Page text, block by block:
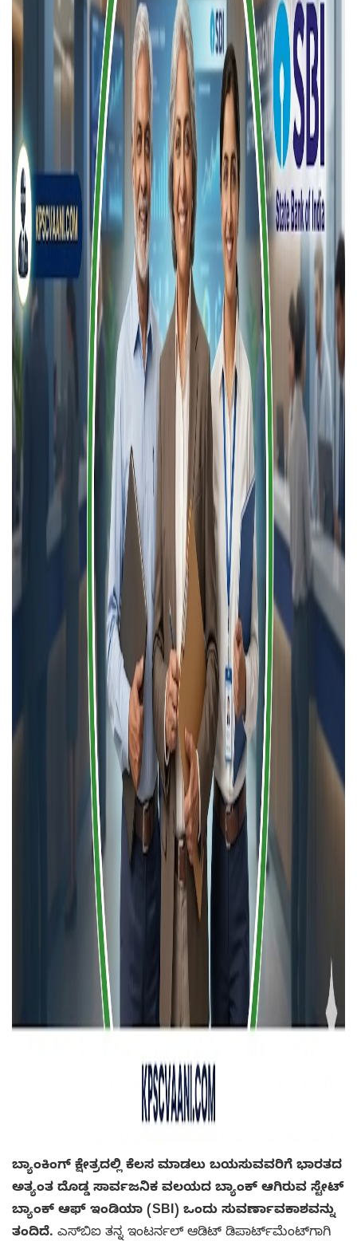
ಬ್ಯಾಂಕಿಂಗ್ ಕ್ಷೇತ್ರದಲ್ಲಿ ಕೆಲಸ ಮಾಡಲು ಬಯಸುವವರಿಗೆ ಭಾರತದ
ಅತ್ಯಂತ ದೊಡ್ಡ ಸಾರ್ವಜನಿಕ ವಲಯದ ಬ್ಯಾಂಕ್ ಆಗಿರುವ ಸ್ಟೇಟ್
ಬ್ಯಾಂಕ್ ಆಫ್ ಇಂಡಿಯಾ (SBI) ಒಂದು ಸುವರ್ಣಾವಕಾಶವನ್ನು
ತಂದಿದೆ. ಎಸ್‌ಬಿಐ ತನ್ನ ಇಂಟರ್ನಲ್ ಆಡಿಟ್ ಡಿಪಾರ್ಟ್‌ಮೆಂಟ್‌ಗಾಗಿ